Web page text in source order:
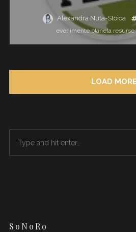
Alexandra Nuta-Stoica
evenimente planeta resurse
LOAD
SoNoRo